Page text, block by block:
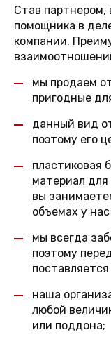
Став партнером,
помощника в
компании.
мы продаем
пригодные
данный вид
поэтому его
пластиковая
материал
вы
объемах у
мы всегда
поэтому
поставляется
наша
любой
или поддона;